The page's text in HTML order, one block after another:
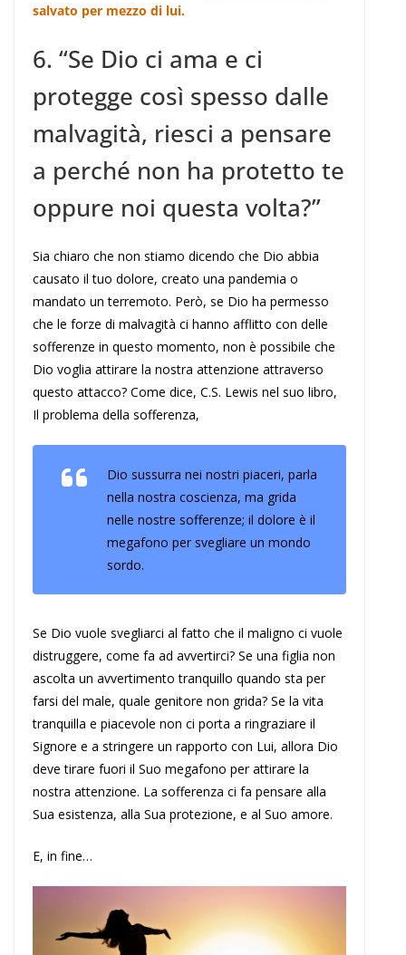
salvato per mezzo di lui.
6. “Se Dio ci ama e ci
protegge così spesso dalle
malvagità, riesci a pensare
a perché non ha protetto te
oppure noi questa volta?”
Sia chiaro che non stiamo dicendo che Dio abbia
causato il tuo dolore, creato una pandemia o
mandato un terremoto. Però, se Dio ha permesso
che le forze di malvagità ci hanno afflitto con delle
sofferenze in questo momento, non è possibile che
Dio voglia attirare la nostra attenzione attraverso
questo attacco? Come dice, C.S. Lewis nel suo libro,
Il problema della sofferenza,
Dio sussurra nei nostri piaceri, parla
nella nostra coscienza, ma grida
nelle nostre sofferenze; il dolore è il
megafono per svegliare un mondo
sordo.
Se Dio vuole svegliarci al fatto che il maligno ci vuole
distruggere, come fa ad avvertirci? Se una figlia non
ascolta un avvertimento tranquillo quando sta per
farsi del male, quale genitore non grida? Se la vita
tranquilla e piacevole non ci porta a ringraziare il
Signore e a stringere un rapporto con Lui, allora Dio
deve tirare fuori il Suo megafono per attirare la
nostra attenzione. La sofferenza ci fa pensare alla
Sua esistenza, alla Sua protezione, e al Suo amore.
E, in fine…